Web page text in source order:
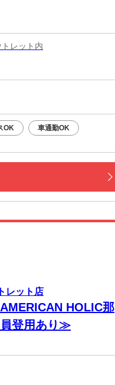
レット内
OK 車通勤OK
レット店
HOLIC那
登用あり≫